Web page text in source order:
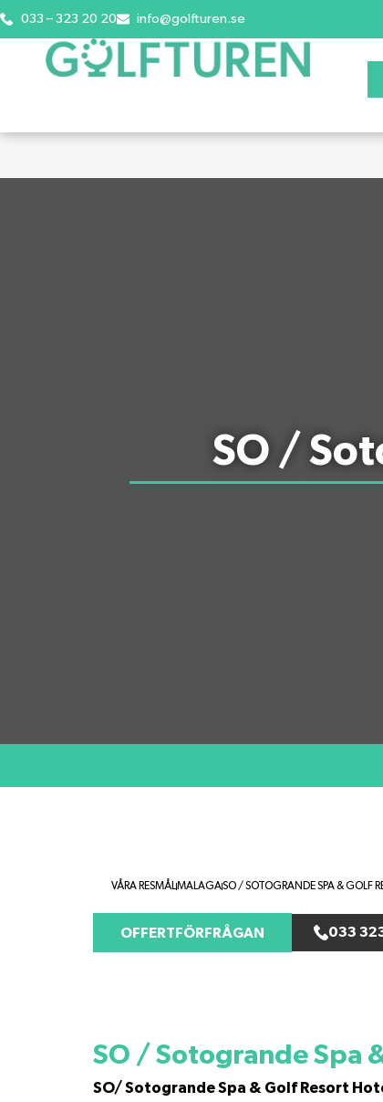
033 – 323 20 20 info@golfturen.se
SO /
VÅRA RESMÅLMALAGASO / SOTOGRANDE SPA & GOLF
OFFERTFÖRFRÅGAN 033
SO / Sotogrande Spa
SO/ Sotogrande Spa & Golf Resort